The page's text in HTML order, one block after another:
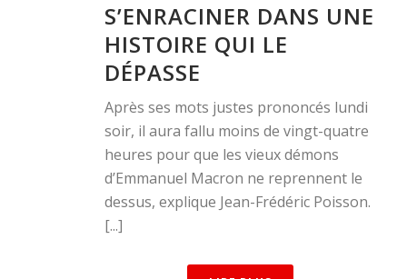
S’ENRACINER DANS UNE
HISTOIRE QUI LE
DÉPASSE
Après ses mots justes prononcés lundi
soir, il aura fallu moins de vingt-quatre
heures pour que les vieux démons
d’Emmanuel Macron ne reprennent le
dessus, explique Jean-Frédéric Poisson.
[...]